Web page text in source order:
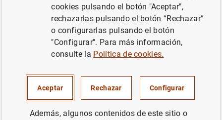
BANCO DE ESPAÑA
Accidente laboral en la sede del Banco de
cookies pulsando el botón "Aceptar",
rechazarlas pulsando el botón “Rechazar”
o configurarlas pulsando el botón
"Configurar". Para más información,
consulte la Política de cookies.
Aceptar Rechazar Configurar
Además, algunos contenidos de este sitio o